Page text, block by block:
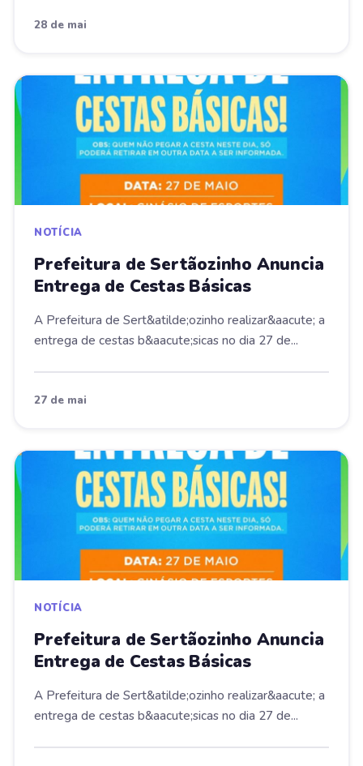
28 de mai
NOTÍCIA
Prefeitura de Sertãozinho Anuncia
Entrega de Cestas Básicas
A Prefeitura de Sert&atilde;ozinho realizar&aacute; a
entrega de cestas b&aacute;sicas no dia 27 de...
27 de mai
NOTÍCIA
Prefeitura de Sertãozinho Anuncia
Entrega de Cestas Básicas
A Prefeitura de Sert&atilde;ozinho realizar&aacute; a
entrega de cestas b&aacute;sicas no dia 27 de...